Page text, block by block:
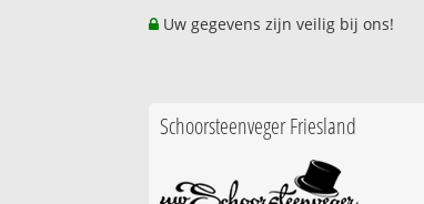
Uw gegevens zijn veilig bij ons!
Schoorsteenveger Friesland